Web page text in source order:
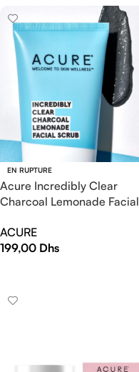
EN RUPTURE
Acure Incredibly Clear
Charcoal Lemonade Facial
ACURE
199,00 Dhs